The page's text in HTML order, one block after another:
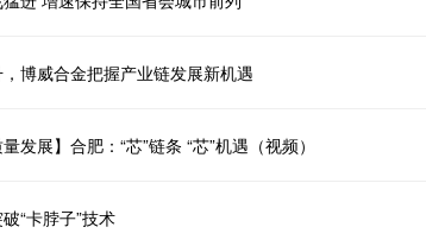
博威合金把握产业链发展新机遇
发展】合肥：“芯”链条 “芯”机遇（视频）
“卡脖子”技术